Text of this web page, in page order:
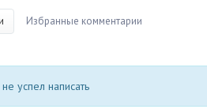
Избранные комментарии
успел написать